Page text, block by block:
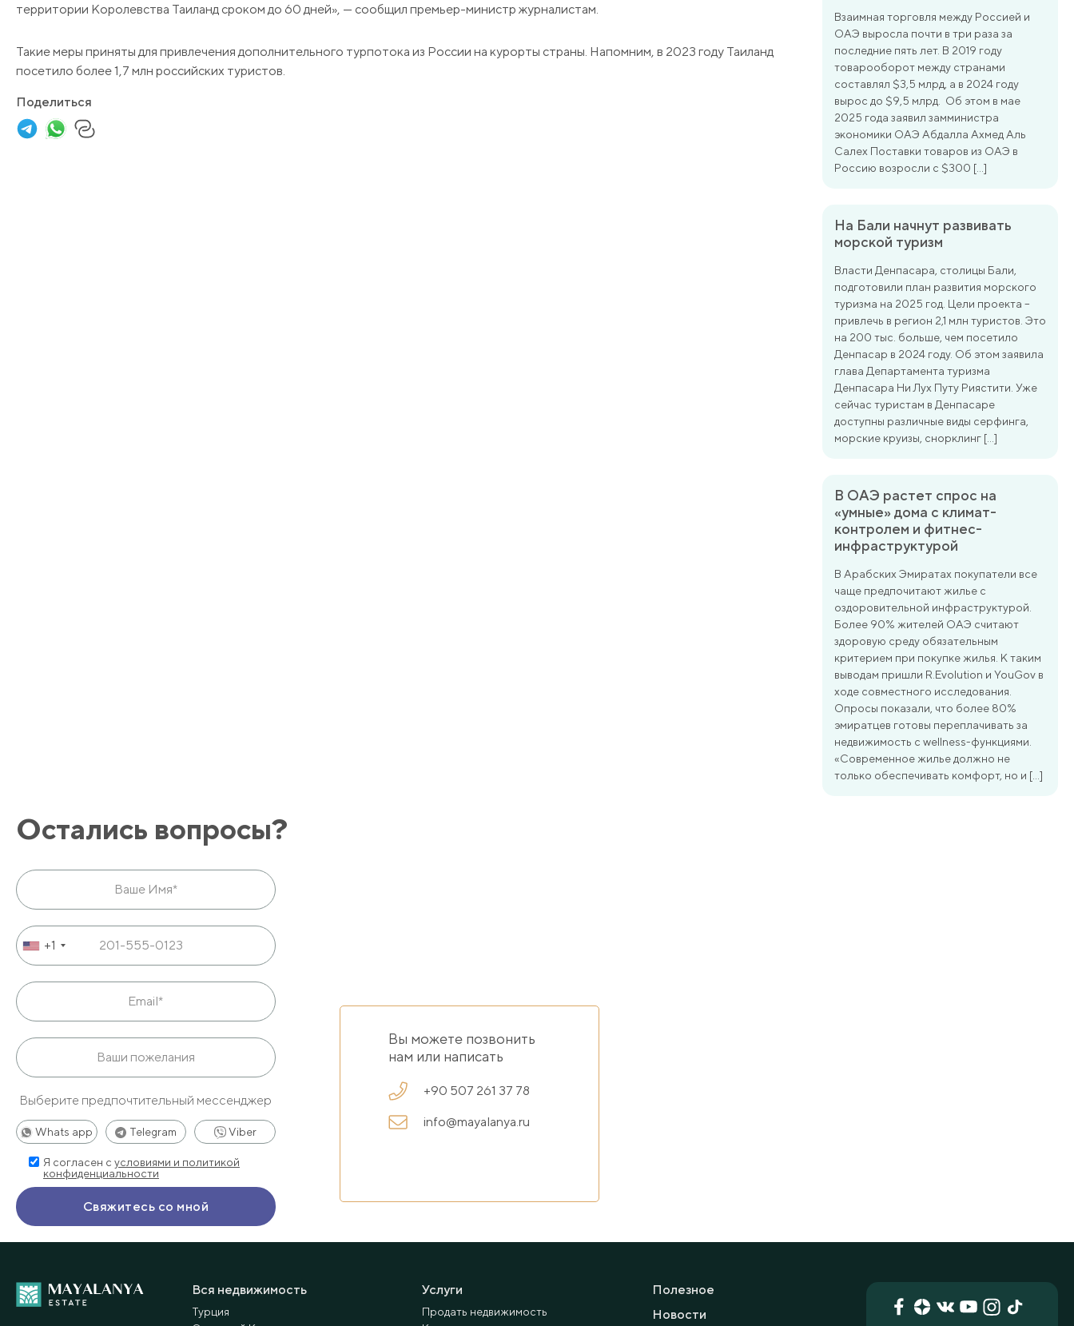
территории Королевства Таиланд сроком до 60 дней», — сообщил премьер-министр журналистам.
Такие меры приняты для привлечения дополнительного турпотока из России на курорты страны. Напомним, в 2023 году Таиланд
посетило более 1,7 млн российских туристов.
Поделиться
Взаимная торговля между Россией и
ОАЭ выросла почти в три раза за
последние пять лет. В 2019 году
товарооборот между странами
составлял $3,5 млрд, а в 2024 году
вырос до $9,5 млрд. Об этом в мае
2025 года заявил замминистра
экономики ОАЭ Абдалла Ахмед Аль
Салех Поставки товаров из ОАЭ в
Россию возросли с $300 […]
На Бали начнут развивать
морской туризм
Власти Денпасара, столицы Бали,
подготовили план развития морского
туризма на 2025 год. Цели проекта –
привлечь в регион 2,1 млн туристов. Это
на 200 тыс. больше, чем посетило
Денпасар в 2024 году. Об этом заявила
глава Департамента туризма
Денпасара Ни Лух Путу Риястити. Уже
сейчас туристам в Денпасаре
доступны различные виды серфинга,
морские круизы, снорклинг […]
В ОАЭ растет спрос на
«умные» дома с климат-
контролем и фитнес-
инфраструктурой
В Арабских Эмиратах покупатели все
чаще предпочитают жилье с
оздоровительной инфраструктурой.
Более 90% жителей ОАЭ считают
здоровую среду обязательным
критерием при покупке жилья. К таким
выводам пришли R.Evolution и YouGov в
ходе совместного исследования.
Опросы показали, что более 80%
эмиратцев готовы переплачивать за
недвижимость с wellness-функциями.
«Современное жилье должно не
только обеспечивать комфорт, но и […]
Остались вопросы?
+1
Выберите предпочтительный мессенджер
Whats app Telegram Viber
Я согласен с условиями и политикой
конфиденциальности
Вы можете позвонить
нам или написать
+90 507 261 37 78
info@mayalanya.ru
Вся недвижимость
Турция
Услуги
Продать недвижимость
Полезное
Новости